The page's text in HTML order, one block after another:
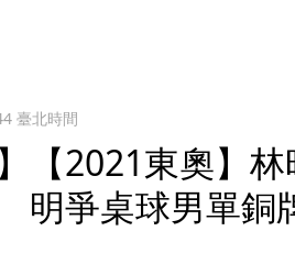
臺北時間
】【2021東奧】
明爭桌球男單銅